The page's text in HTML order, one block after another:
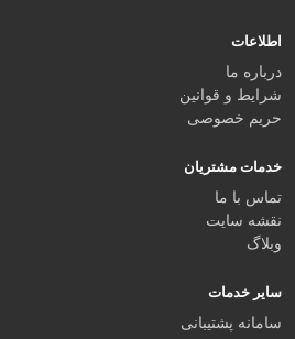
اطلاعات
درباره ما
شرایط و قوانین
حریم خصوصی
خدمات مشتریان
تماس با ما
نقشه سایت
وبلاگ
سایر خدمات
سامانه پشتیبانی